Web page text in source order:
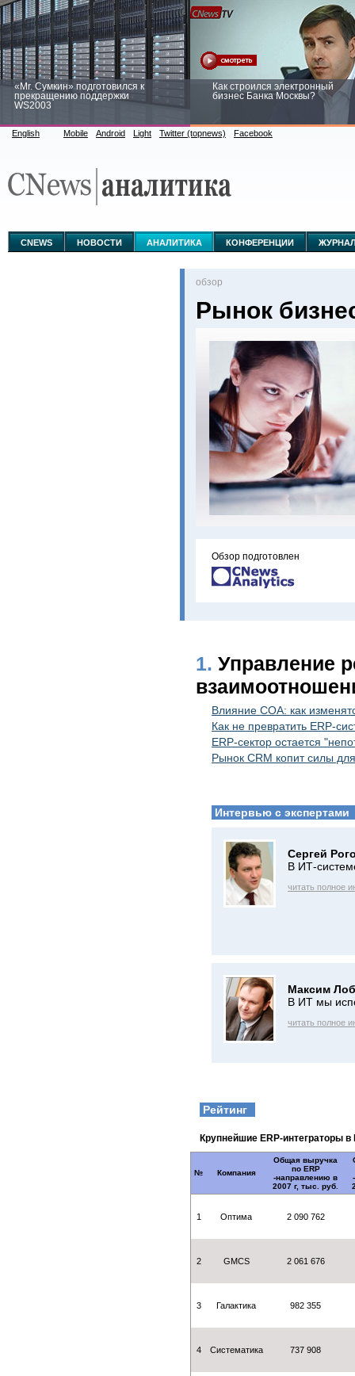
«Mr. Сумкин» подготовился к
прекращению поддержки
WS2003
Как строился электронный
бизнес Банка Москвы?
аналитике
English Mobile Android Light Twitter (topnews) Facebook
CNEWS НОВОСТИ АНАЛИТИКА КОНФЕРЕНЦИИ
oбзор
Рынок
Обзор подготовлен
1. Управление
Влияние СОА: как
Как не превратить ERP-
ERP-сектор остается
Рынок CRM копит силы
Интервью с экспертами
Сергей
В ИТ-
читать полное
Максим
В ИТ мы
читать полное
Рейтинг
Крупнейшие ERP-интеграторы в
№ Компания
Общая выручка
по ERP
-направлению в
2007 г, тыс. руб.
1 Оптима 2 090 762
2 GMCS 2 061 676
3 Галактика 982 355
4 Систематика 737 908